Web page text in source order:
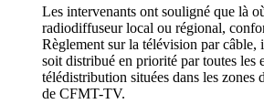
Les intervenants ont souligné que là
radiodiffuseur local ou régional,
Règlement sur la télévision par câble,
soit distribué en priorité par toutes les
télédistribution situées dans les zones
de CFMT-TV.